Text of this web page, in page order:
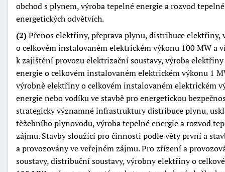
obchod s plynem, výroba tepelné energie a rozvod
energetických odvětvích.
(2)Přenos elektřiny, přeprava plynu, distribuce
o celkovém instalovaném elektrickém výkonu 100 MW a
k zajištění provozu elektrizační soustavy, výroba
energie o celkovém instalovaném elektrickém výkonu 1
výrobně elektřiny o celkovém instalovaném elektrickém
energie nebo vodíku ve stavbě pro energetickou
strategicky významné infrastruktury distribuce plynu,
těžebního plynovodu, výroba tepelné energie a rozvod
zájmu. Stavby sloužící pro činnosti podle věty první a
a provozovány ve veřejném zájmu. Pro zřízení a
soustavy, distribuční soustavy, výrobny elektřiny o